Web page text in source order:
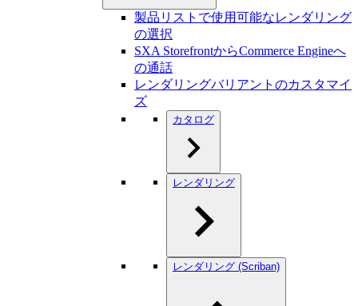
製品リストで使用可能なレンダリング
の選択
SXA StorefrontからCommerce Engineへ
の通話
レンダリングバリアントのカスタマイ
ズ
カタログ
レンダリング
レンダリング (Scriban)